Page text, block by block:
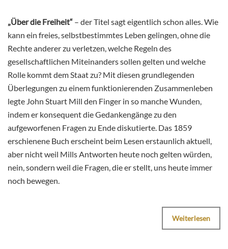
„Über die Freiheit“ – der Titel sagt eigentlich schon alles. Wie
kann ein freies, selbstbestimmtes Leben gelingen, ohne die
Rechte anderer zu verletzen, welche Regeln des
gesellschaftlichen Miteinanders sollen gelten und welche
Rolle kommt dem Staat zu? Mit diesen grundlegenden
Überlegungen zu einem funktionierenden Zusammenleben
legte John Stuart Mill den Finger in so manche Wunden,
indem er konsequent die Gedankengänge zu den
aufgeworfenen Fragen zu Ende diskutierte. Das 1859
erschienene Buch erscheint beim Lesen erstaunlich aktuell,
aber nicht weil Mills Antworten heute noch gelten würden,
nein, sondern weil die Fragen, die er stellt, uns heute immer
noch bewegen.
Weiterlesen